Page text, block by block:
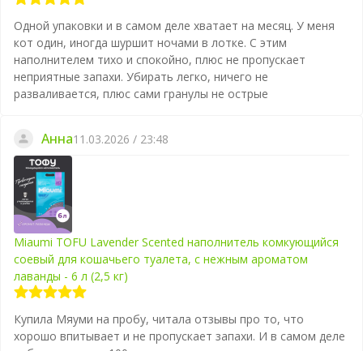
Одной упаковки и в самом деле хватает на месяц. У меня
кот один, иногда шуршит ночами в лотке. С этим
наполнителем тихо и спокойно, плюс не пропускает
неприятные запахи. Убирать легко, ничего не
разваливается, плюс сами гранулы не острые
Анна11.03.2026 / 23:48
Miaumi TOFU Lavender Scented наполнитель комкующийся
соевый для кошачьего туалета, с нежным ароматом
лаванды - 6 л (2,5 кг)
Купила Мяуми на пробу, читала отзывы про то, что
хорошо впитывает и не пропускает запахи. И в самом деле